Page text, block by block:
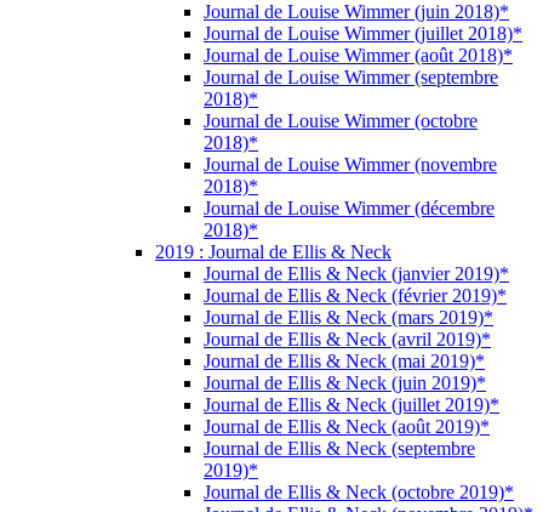
Journal de Louise Wimmer (juin 2018)*
Journal de Louise Wimmer (juillet 2018)*
Journal de Louise Wimmer (août 2018)*
Journal de Louise Wimmer (septembre
2018)*
Journal de Louise Wimmer (octobre
2018)*
Journal de Louise Wimmer (novembre
2018)*
Journal de Louise Wimmer (décembre
2018)*
2019 : Journal de Ellis & Neck
Journal de Ellis & Neck (janvier 2019)*
Journal de Ellis & Neck (février 2019)*
Journal de Ellis & Neck (mars 2019)*
Journal de Ellis & Neck (avril 2019)*
Journal de Ellis & Neck (mai 2019)*
Journal de Ellis & Neck (juin 2019)*
Journal de Ellis & Neck (juillet 2019)*
Journal de Ellis & Neck (août 2019)*
Journal de Ellis & Neck (septembre
2019)*
Journal de Ellis & Neck (octobre 2019)*